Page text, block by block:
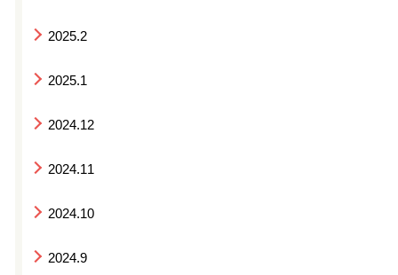
2025.2
2025.1
2024.12
2024.11
2024.10
2024.9